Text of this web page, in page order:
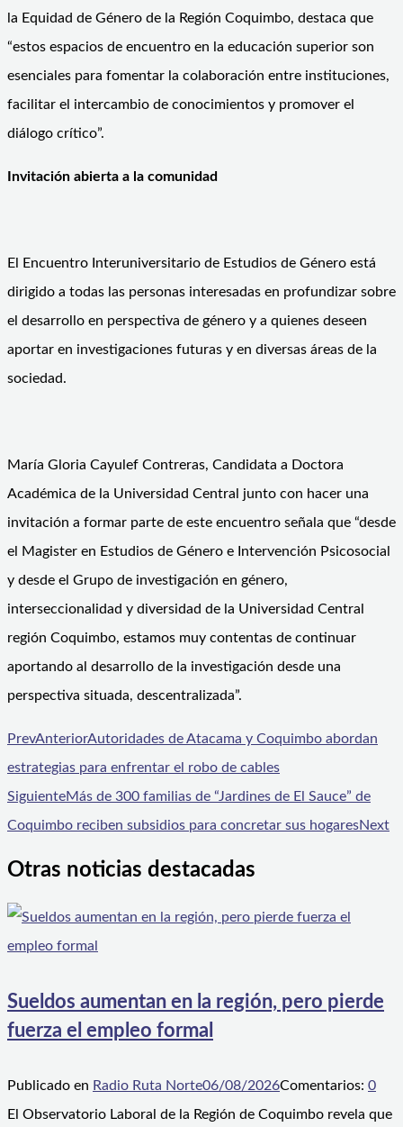
la Equidad de Género de la Región Coquimbo, destaca que
“estos espacios de encuentro en la educación superior son
esenciales para fomentar la colaboración entre instituciones,
facilitar el intercambio de conocimientos y promover el
diálogo crítico”.
Invitación abierta a la comunidad
El Encuentro Interuniversitario de Estudios de Género está
dirigido a todas las personas interesadas en profundizar sobre
el desarrollo en perspectiva de género y a quienes deseen
aportar en investigaciones futuras y en diversas áreas de la
sociedad.
María Gloria Cayulef Contreras, Candidata a Doctora
Académica de la Universidad Central junto con hacer una
invitación a formar parte de este encuentro señala que “desde
el Magister en Estudios de Género e Intervención Psicosocial
y desde el Grupo de investigación en género,
interseccionalidad y diversidad de la Universidad Central
región Coquimbo, estamos muy contentas de continuar
aportando al desarrollo de la investigación desde una
perspectiva situada, descentralizada”.
PrevAnteriorAutoridades de Atacama y Coquimbo abordan
estrategias para enfrentar el robo de cables
SiguienteMás de 300 familias de “Jardines de El Sauce” de
Coquimbo reciben subsidios para concretar sus hogaresNext
Otras noticias destacadas
Sueldos aumentan en la región, pero pierde
fuerza el empleo formal
Publicado en Radio Ruta Norte06/08/2026Comentarios: 0
El Observatorio Laboral de la Región de Coquimbo revela que